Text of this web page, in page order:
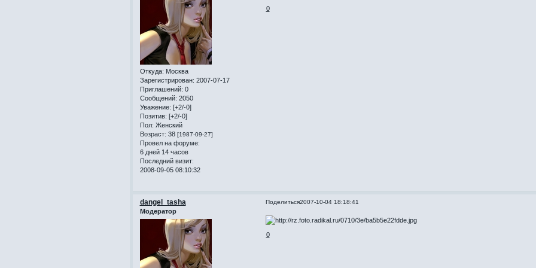
Откуда: Москва
Зарегистрирован: 2007-07-17
Приглашений: 0
Сообщений: 2050
Уважение: [+2/-0]
Позитив: [+2/-0]
Пол: Женский
Возраст: 38 [1987-09-27]
Провел на форуме:
6 дней 14 часов
Последний визит:
2008-09-05 08:10:32
0
Поделиться2007-10-04 18:18:41
dangel_tasha
Модератор
0